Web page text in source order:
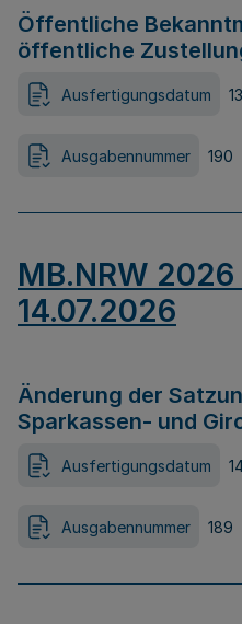
Öffentliche
öffentliche
Ausfertigungsdatum
Ausgabennummer 190
MB.NRW 2026
14.07.2026
Änderung der
Sparkassen- und
Ausfertigungsdatum
Ausgabennummer 189